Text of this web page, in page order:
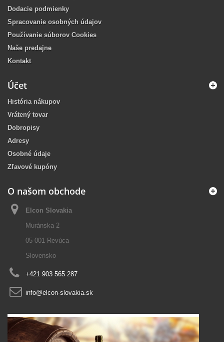
Dodacie podmienky
Spracovanie osobných údajov
Používanie súborov Cookies
Naše predajne
Kontakt
Účet
História nákupov
Vrátený tovar
Dobropisy
Adresy
Osobné údaje
Zľavové kupóny
O našom obchode
Elcon Slovakia
Muránska 2
05 001 Revúca
Slovensko
+421 903 565 287
info@elcon-slovakia.sk